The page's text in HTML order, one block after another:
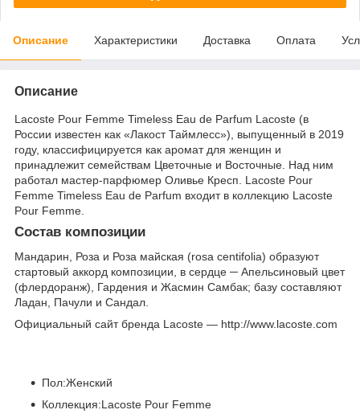
Описание Характеристики Доставка Оплата
Описание
Lacoste Pour Femme Timeless Eau de Parfum Lacoste (в
России известен как «Лакост Таймлесс»), выпущенный в 2019
году, классифицируется как аромат для женщин и
принадлежит семействам Цветочные и Восточные. Над ним
работал мастер-парфюмер Оливье Кресп. Lacoste Pour
Femme Timeless Eau de Parfum входит в коллекцию Lacoste
Pour Femme.
Состав композиции
Мандарин, Роза и Роза майская (rosa centifolia) образуют
стартовый аккорд композиции, в сердце ─ Апельсиновый цвет
(флердоранж), Гардения и Жасмин Самбак; базу составляют
Ладан, Пачули и Сандал.
Официальный сайт бренда Lacoste — http://www.lacoste.com
Пол:Женский
Коллекция:Lacoste Pour Femme